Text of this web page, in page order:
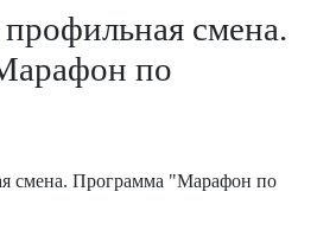
смена.
по
смена. Программа "Марафон по